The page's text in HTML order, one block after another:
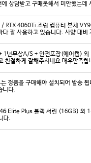
상담받고 구매못해서 미안했는
/ RTX 4060Ti 조립 컴퓨터 본체
1년무상A/S + 안전포장(에어캡)
친절하게 잘해주시네요 매우만족
정품을 구매해야 설치되어 발송
니다.
Elite Plus 블랙 서린 (16GB) 외
다.